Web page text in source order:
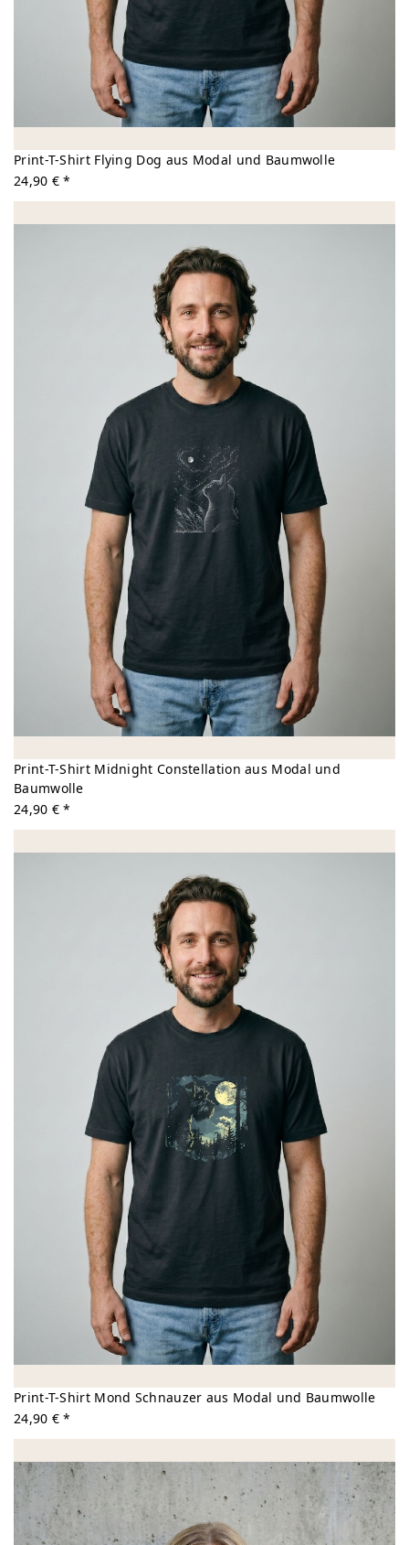
Print-T-Shirt Flying Dog aus Modal und Baumwolle
24,90 € *
Print-T-Shirt Midnight Constellation aus Modal und
Baumwolle
24,90 € *
Print-T-Shirt Mond Schnauzer aus Modal und Baumwolle
24,90 € *